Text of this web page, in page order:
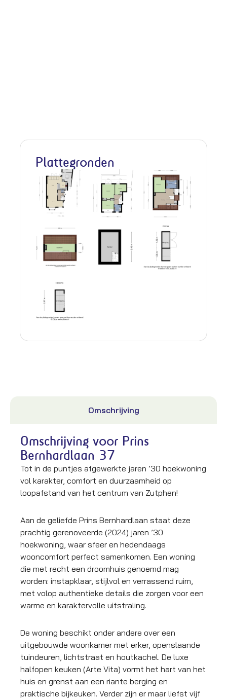
Plattegronden
Omschrijving
Omschrijving voor Prins
Bernhardlaan 37
Tot in de puntjes afgewerkte jaren ’30 hoekwoning
vol karakter, comfort en duurzaamheid op
loopafstand van het centrum van Zutphen!
Aan de geliefde Prins Bernhardlaan staat deze
prachtig gerenoveerde (2024) jaren ’30
hoekwoning, waar sfeer en hedendaags
wooncomfort perfect samenkomen. Een woning
die met recht een droomhuis genoemd mag
worden: instapklaar, stijlvol en verrassend ruim,
met volop authentieke details die zorgen voor een
warme en karaktervolle uitstraling.
De woning beschikt onder andere over een
uitgebouwde woonkamer met erker, openslaande
tuindeuren, lichtstraat en houtkachel. De luxe
halfopen keuken (Arte Vita) vormt het hart van het
huis en grenst aan een riante berging en
praktische bijkeuken. Verder zijn er maar liefst vijf